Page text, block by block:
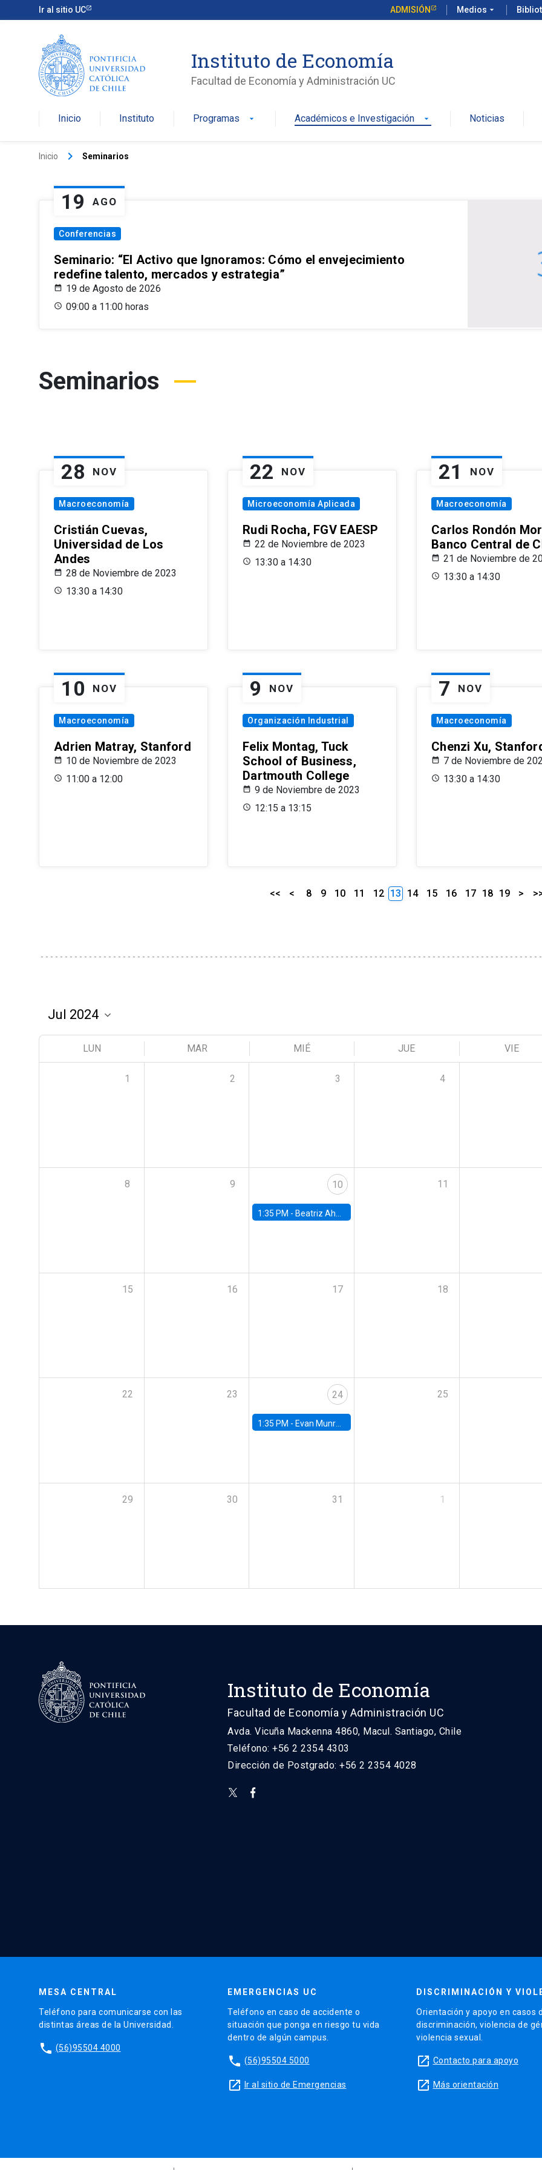
Ir al sitio UC ADMISIÓN Medios arrow_drop_down
Instituto de Economía
Facultad de Economía y Administración UC
Inicio Instituto Programas arrow_drop_down Académicos e Investigación arrow_drop_down Noticias
Inicio keyboard_arrow_right Seminarios
19 AGO
Conferencias
Seminario: “El Activo que Ignoramos: Cómo el envejecimiento
redefine talento, mercados y estrategia”
19 de Agosto de 2026
09:00 a 11:00 horas
Seminarios
28 NOV
Macroeconomía
Cristián Cuevas,
Universidad de Los
Andes
28 de Noviembre de 2023
13:30 a 14:30
22 NOV
Microeconomía Aplicada
Rudi Rocha, FGV EAESP
22 de Noviembre de 2023
13:30 a 14:30
21 NOV
Macroeconomía
Carlos Rondón
Banco Central de
21 de Noviembre de
13:30 a 14:30
10 NOV
Macroeconomía
Adrien Matray, Stanford
10 de Noviembre de 2023
11:00 a 12:00
9 NOV
Organización Industrial
Felix Montag, Tuck
School of Business,
Dartmouth College
9 de Noviembre de 2023
12:15 a 13:15
7 NOV
Macroeconomía
Chenzi Xu,
7 de Noviembre de
13:30 a 14:30
<< < 8 9 10 11 12 13 14 15 16 17 18 19 >
LUN MAR MIÉ JUE VIE
1 2 3 4
8 9 10
1:35 PM - Beatriz Ahumada, PhD candidate, Universidad de Pittsburgh
11
15 16 17 18
22 23 24
1:35 PM - Evan Munro, Neyman Visiting Assistant Professor in the Department of Statistics at UC Berkeley
25
29 30 31 1
Instituto de Economía
Facultad de Economía y Administración UC
Avda. Vicuña Mackenna 4860, Macul. Santiago, Chile
Teléfono: +56 2 2354 4303
Dirección de Postgrado: +56 2 2354 4028
MESA CENTRAL
Teléfono para comunicarse con las
distintas áreas de la Universidad.
phone (56)95504 4000
EMERGENCIAS UC
Teléfono en caso de accidente o
situación que ponga en riesgo tu vida
dentro de algún campus.
phone (56)95504 5000
launch Ir al sitio de Emergencias
DISCRIMINACIÓN Y
Orientación y apoyo en casos
discriminación, violencia de
violencia sexual.
launch Contacto para apoyo
launch Más orientación